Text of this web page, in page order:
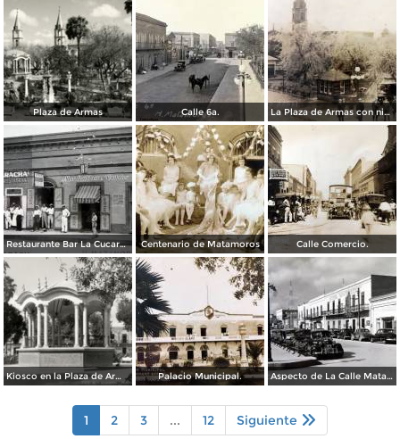
Plaza de Armas Calle 6a. La Plaza de Armas con nieve en los arboles.
Restaurante Bar La Cucaracha ( Circulada el 20 de Febrero de 1948 ). Centenario de Matamoros Calle Comercio.
Kiosco en la Plaza de Armas Palacio Municipal. Aspecto de La Calle Matamoros ( Circulada el 6 de Enero de 1951 ).
1 2 3 ... 12 Siguiente